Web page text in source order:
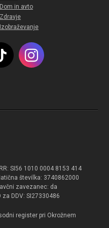
Dom in avto
Zdravje
Izobraževanje
SI56 1010 0004 8153 414
številka: 3740862000
zavezanec: da
za DDV: SI27330486
register pri Okrožnem